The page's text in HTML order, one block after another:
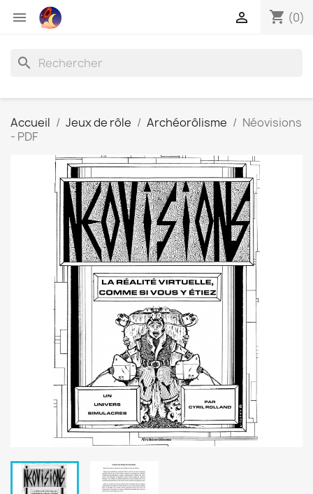
 shopping_cart (0)

search
Accueil Jeux de rôle Archéorôlisme
Néovisions
- PDF